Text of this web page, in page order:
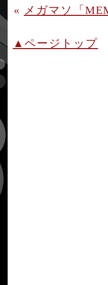
« メガマソ「
▲ページトップ